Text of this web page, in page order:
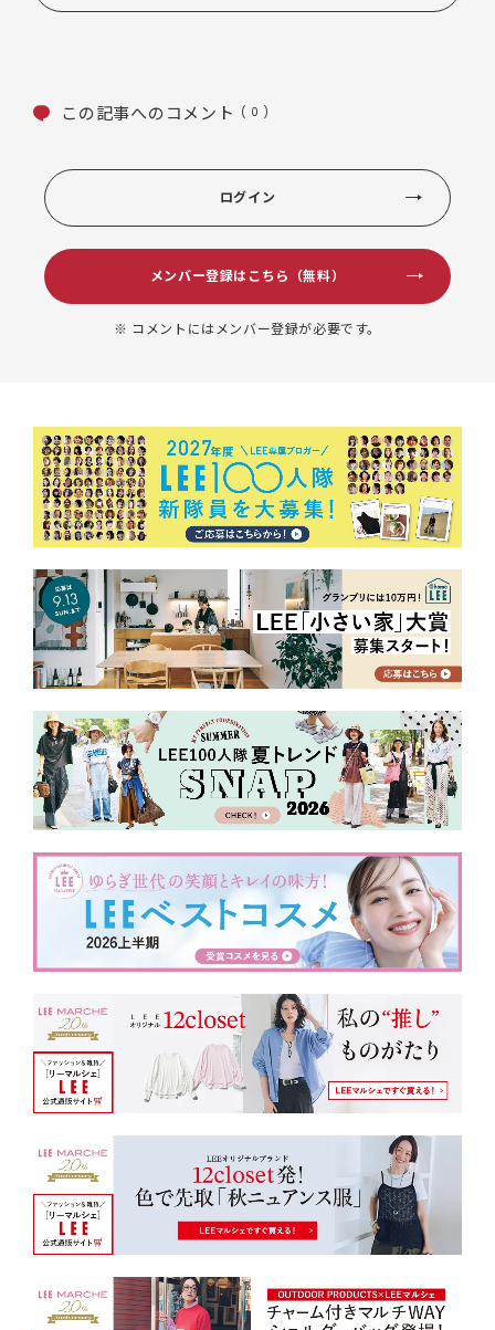
この記事へのコメント ( 0 )
ログイン
メンバー登録はこちら（無料）
※ コメントにはメンバー登録が必要です。